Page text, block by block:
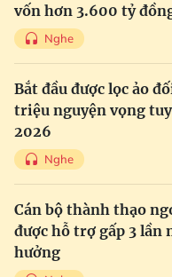
vốn hơn 3.600 tỷ
Nghe
Bắt đầu được lọc ảo
triệu nguyện vọng
2026
Nghe
Cán bộ thành thạo
được hỗ trợ gấp 3 lần
hưởng